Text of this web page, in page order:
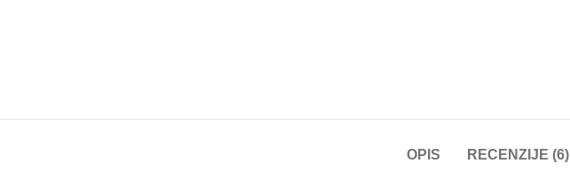
OPIS RECENZIJE (6)